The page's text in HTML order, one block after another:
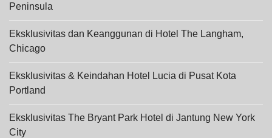
Peninsula
Eksklusivitas dan Keanggunan di Hotel The Langham,
Chicago
Eksklusivitas & Keindahan Hotel Lucia di Pusat Kota
Portland
Eksklusivitas The Bryant Park Hotel di Jantung New York
City